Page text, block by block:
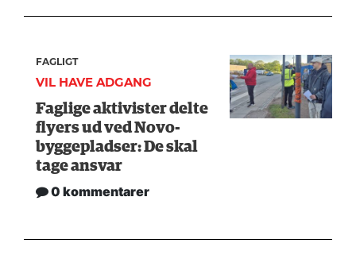
FAGLIGT
VIL HAVE ADGANG
Faglige aktivister delte
flyers ud ved Novo-
byggepladser: De skal
tage ansvar
0 kommentarer